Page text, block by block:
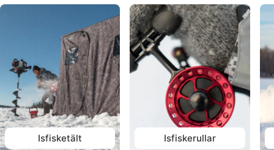
Isfisketält Isfiskerullar